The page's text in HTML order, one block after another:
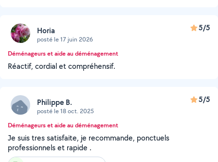
Horia
posté le 17 juin 2026
5/5
Déménageurs et aide au déménagement
Réactif, cordial et compréhensif.
Philippe B.
posté le 18 oct. 2025
5/5
Déménageurs et aide au déménagement
Je suis tres satisfaite, je recommande, ponctuels
professionnels et rapide .